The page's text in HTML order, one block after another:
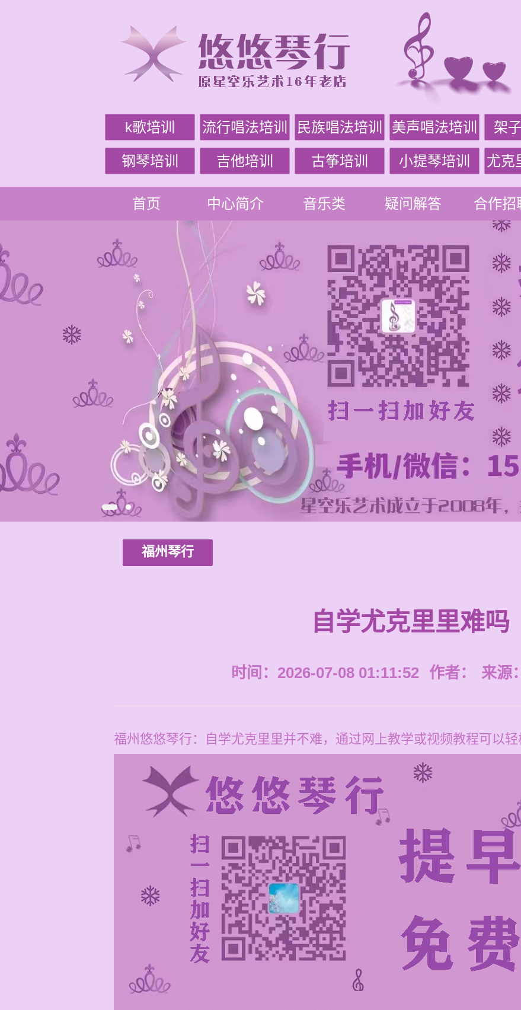
k歌培训 流行唱法培训 民族唱法培训 美声唱法培训 架
钢琴培训 吉他培训 古筝培训 小提琴培训 尤克
首页 中心简介 音乐类 疑问解答 合作招
福州琴行
自学尤克里里难吗
时间：2026-07-08 01:11:52 作者： 来源：
福州悠悠琴行：自学尤克里里并不难，通过网上教学或视频教程可以轻